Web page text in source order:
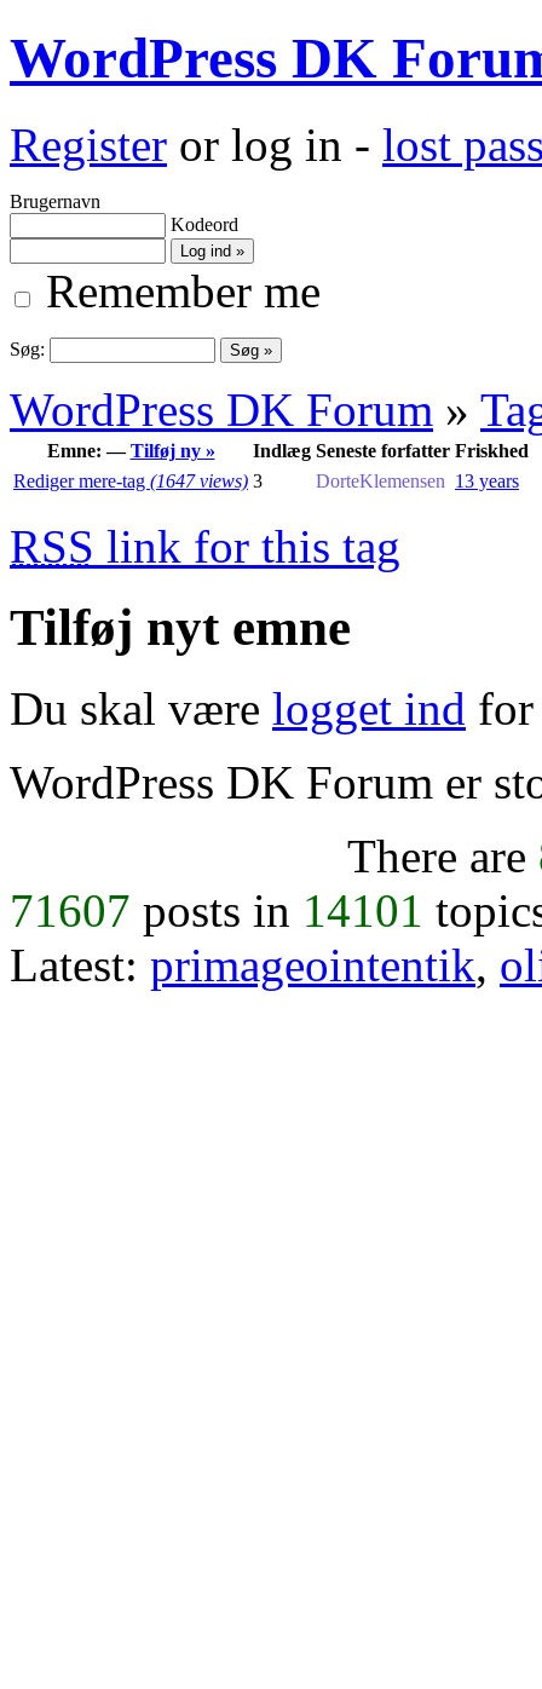
WordPress DK
Register or log in - lost
Brugernavn
Kodeord
Remember me
Søg:
WordPress DK Forum »
Emne: —Tilføj ny » Indlæg Seneste forfatter Friskhed
Rediger mere-tag (1647 views) 3 DorteKlemensen 13 years
RSS link for this tag
Tilføj nyt emne
Du skal være logget ind for
WordPress DK Forum er
There are
71607 posts in 14101
Latest: primageointentik,